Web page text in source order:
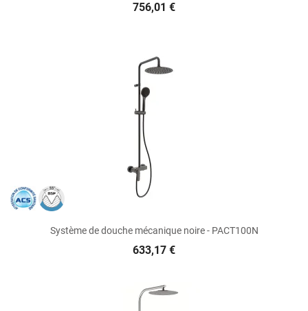
756,01 €
Système de douche mécanique noire - PACT100N
633,17 €